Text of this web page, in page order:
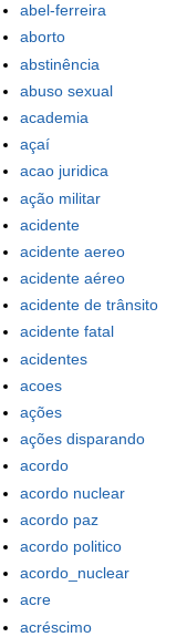
abel-ferreira
aborto
abstinência
abuso sexual
academia
açaí
acao juridica
ação militar
acidente
acidente aereo
acidente aéreo
acidente de trânsito
acidente fatal
acidentes
acoes
ações
ações disparando
acordo
acordo nuclear
acordo paz
acordo politico
acordo_nuclear
acre
acréscimo